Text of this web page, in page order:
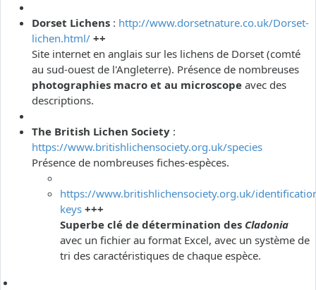
Dorset Lichens : http://www.dorsetnature.co.uk/Dorset-
lichen.html/ ++
Site internet en anglais sur les lichens de Dorset (comté
au sud-ouest de l'Angleterre). Présence de nombreuses
photographies macro et au microscope avec des
descriptions.
The British Lichen Society :
https://www.britishlichensociety.org.uk/species
Présence de nombreuses fiches-espèces.
https://www.britishlichensociety.org.uk/
keys +++
Superbe clé de détermination des Cladonia
avec un fichier au format Excel, avec un système de
tri des caractéristiques de chaque espèce.